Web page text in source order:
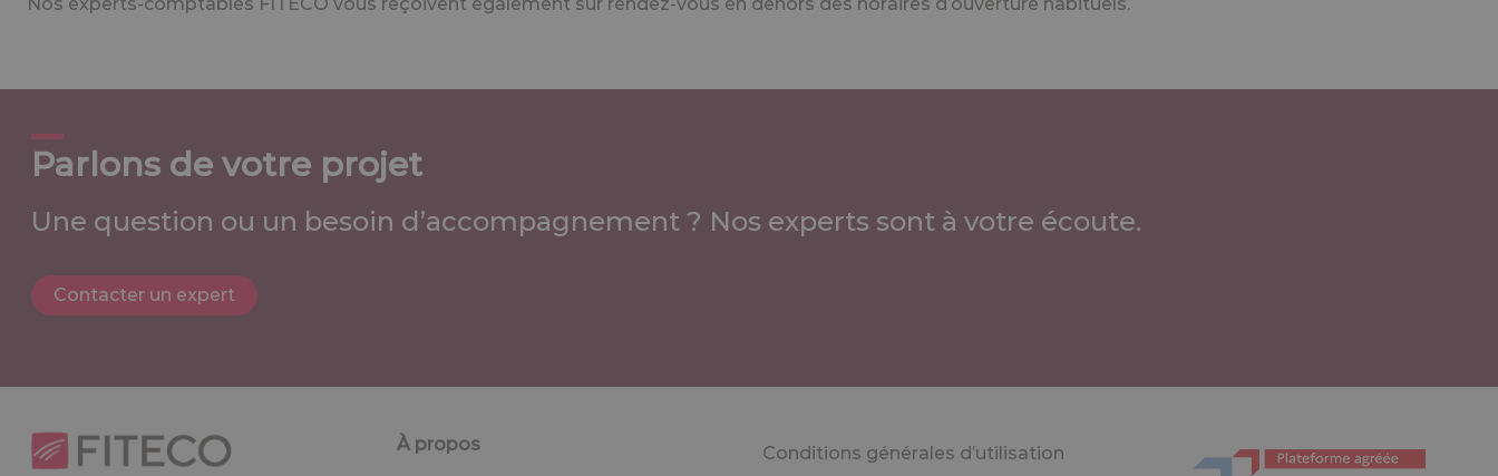
Parlons de votre projet
Une question ou un besoin d’accompagnement ? Nos experts sont à votre écoute.
Contacter un expert
À propos
Conditions générales d’utilisation